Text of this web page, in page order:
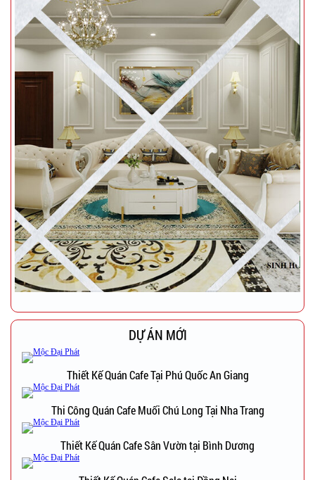
DỰ ÁN MỚI
Thiết Kế Quán Cafe Tại Phú Quốc An Giang
Thi Công Quán Cafe Muối Chú Long Tại Nha Trang
Thiết Kế Quán Cafe Sân Vườn tại Bình Dương